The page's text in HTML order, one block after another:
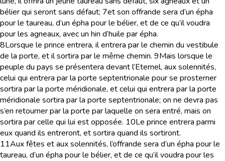
bélier qui seront sans défaut; 7et son offrande sera d’un épha
pour le taureau, d’un épha pour le bélier, et de ce qu’il voudra
pour les agneaux, avec un hin d’huile par épha.
8Lorsque le prince entrera, il entrera par le chemin du vestibule
de la porte, et il sortira par le même chemin. 9Mais lorsque le
peuple du pays se présentera devant l’Eternel, aux solennités,
celui qui entrera par la porte septentrionale pour se prosterner
sortira par la porte méridionale, et celui qui entrera par la porte
méridionale sortira par la porte septentrionale; on ne devra pas
s’en retourner par la porte par laquelle on sera entré, mais on
sortira par celle qui lui est opposée. 10Le prince entrera parmi
eux quand ils entreront, et sortira quand ils sortiront.
11Aux fêtes et aux solennités, l’offrande sera d’un épha pour le
taureau, d’un épha pour le bélier, et de ce qu’il voudra pour les